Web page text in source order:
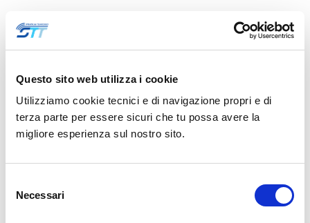
Questo sito web utilizza i cookie
Utilizziamo cookie tecnici e di navigazione propri e di
terza parte per essere sicuri che tu possa avere la
migliore esperienza sul nostro sito.
delNecessari